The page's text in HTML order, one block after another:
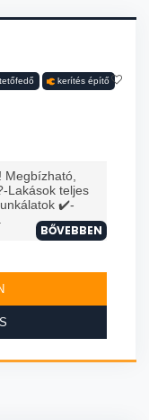
tetőfedő kerítés építő
Megbízható,
Lakások teljes
✔️-
BŐVEBBEN